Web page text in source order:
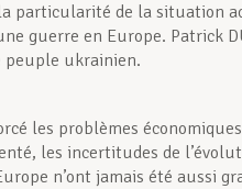
la particularité de la situation
guerre en Europe. Patrick
peuple ukrainien.
les problèmes
les incertitudes de
n’ont jamais été aussi